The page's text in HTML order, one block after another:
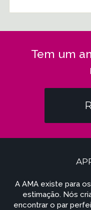
Tem um
A AMA existe para
estimação. Nós
encontrar o par